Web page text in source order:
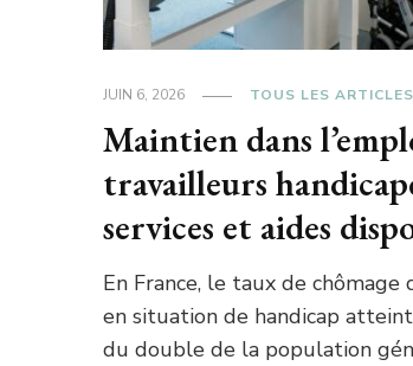
JUIN 6, 2026 TOUS LES ARTICLES
Maintien dans
travailleurs
services et aides
En France, le taux de chômage
en situation de handicap
du double de la population